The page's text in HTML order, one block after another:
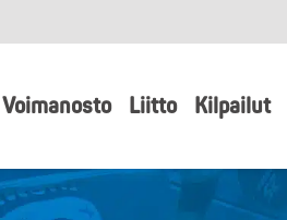
Voimanosto Liitto Kilpailut